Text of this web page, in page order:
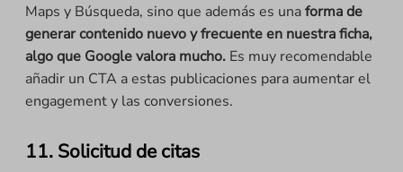
Maps y Búsqueda, sino que además es unaforma de
generar contenido nuevo y frecuente en nuestra ficha,
algo que Google valora mucho. Es muy recomendable
añadir un CTA a estas publicaciones para aumentar el
engagement y las conversiones.
11. Solicitud de citas